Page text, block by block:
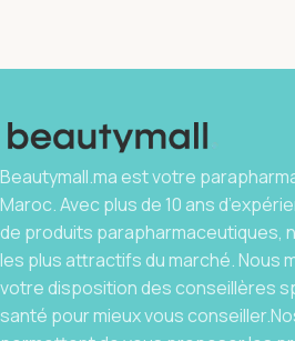
Beautymall.ma est votre
Maroc. Avec plus de 10 ans
de produits parapharmaceutiques,
les plus attractifs du marché. Nous
votre disposition des conseillères
santé pour mieux vous